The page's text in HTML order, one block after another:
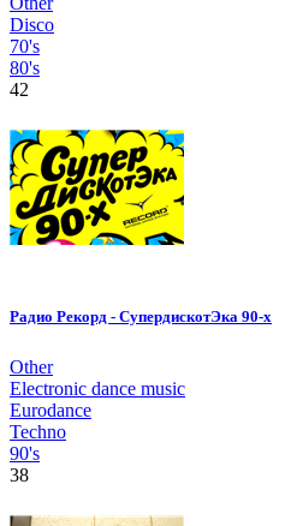
Disco
70's
80's
42
Радио Рекорд - СупердискотЭка 90-х
Other
Electronic dance music
Eurodance
Techno
90's
38